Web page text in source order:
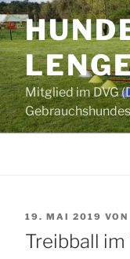
Zum
Inhalt
springen
Mitglied im DVG
VERÖFFENTLICHT
AM
19. MAI 2019 VON
Treibball